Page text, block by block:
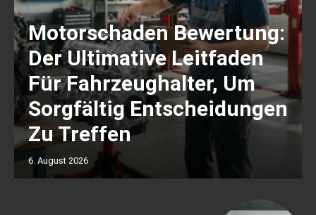
Motorschaden Bewertung:
Der Ultimative Leitfaden
Für Fahrzeughalter, Um
Sorgfältig Entscheidungen
Zu Treffen
6. August 2026